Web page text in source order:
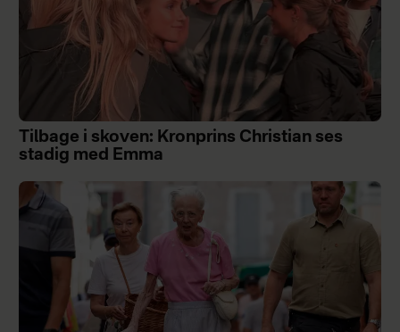
Tilbage i skoven: Kronprins Christian ses
stadig med Emma